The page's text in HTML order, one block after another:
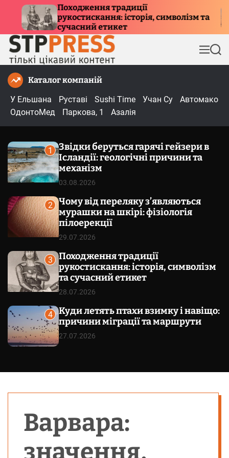
символізм та
Куди летять птахи
причини міграції та
М
е
П
о
Каталог компаній
У Ельшана
Руставі Sushi Time Учан Су
Автомако
ОдонтоМед
Паркова, 1 Азалія
1
Звідки беруться гарячі гейзери в
Ісландії: геологічні причини та
механізм
03.08.2026
2
Чому від переляку з’являються
мурашки на шкірі: фізіологія
пілоерекції
29.07.2026
3
Походження традиції
рукостискання: історія, символізм
та сучасний етикет
28.07.2026
4
Куди летять птахи взимку і навіщо:
причини міграції та маршрути
27.07.2026
Варвара:
значення,